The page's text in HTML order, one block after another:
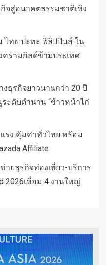
จสู่อนาคตธรรมชาติเชิง
ไทย ปะทะ ฟิลิปปินส์ ใน
งครามกิลด์ข้ามประเทศ
งธุรกิจยาวนานกว่า 20 ปี
ะดับตำนาน “ข้าวหน้าไก่
แรง คุ้มค่าทั่วไทย พร้อม
Affiliate
ายธุรกิจท่องเที่ยว-บริการ
2026เชื่อม 4 งานใหญ่